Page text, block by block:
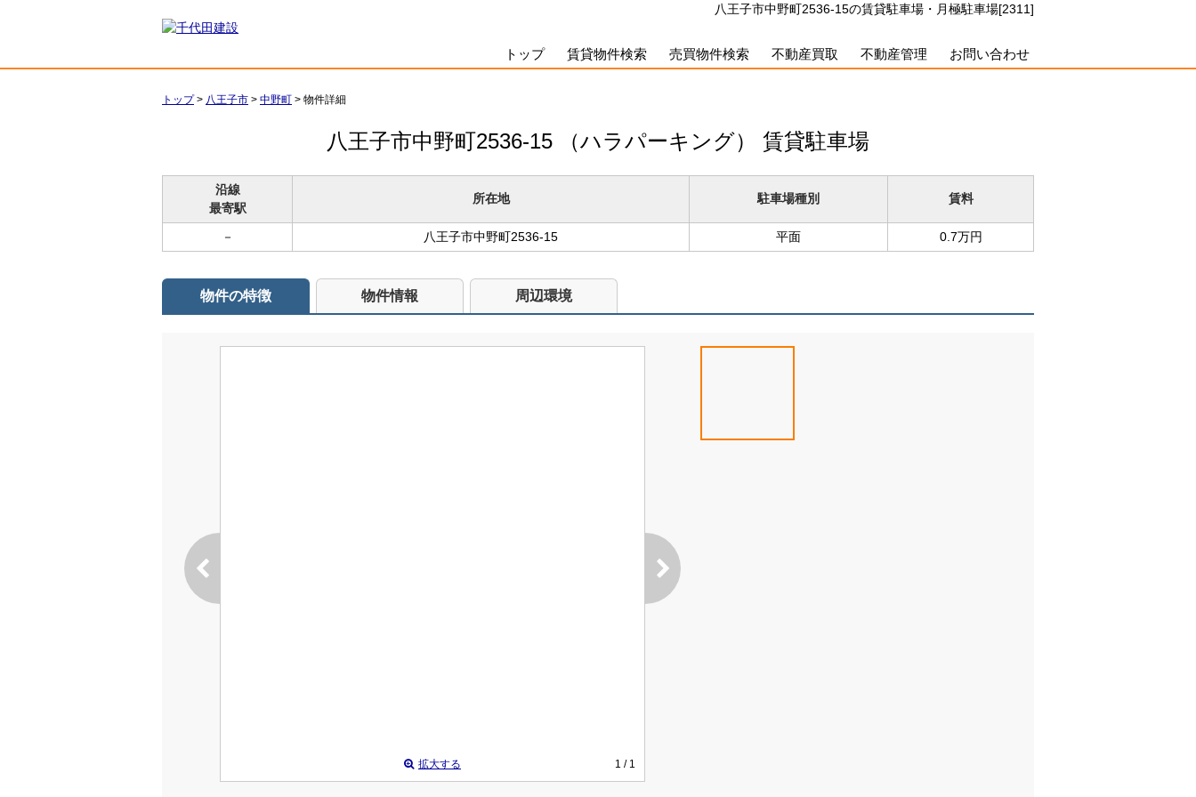
八王子市中野町2536-15の賃貸駐車場・月極駐車場[2311]
トップ 賃貸物件検索 売買物件検索 不動産買取 不動産管理 お問い合わせ
トップ> 八王子市 > 中野町 > 物件詳細
八王子市中野町2536-15 （ハラパーキング） 賃貸駐車場
沿線
最寄駅
所在地 駐車場種別 賃料
－ 八王子市中野町2536-15 平面 0.7万円
物件の特徴 物件情報 周辺環境
拡大する 1 / 1